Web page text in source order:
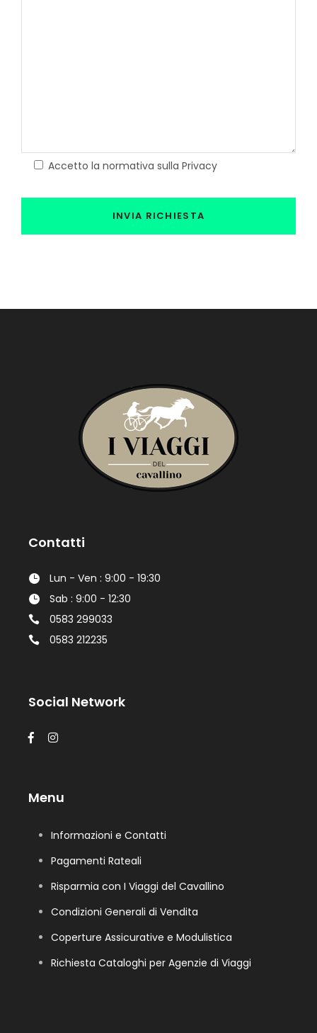
Accetto la normativa sulla Privacy
Contatti
Lun - Ven : 9:00 - 19:30
Sab : 9:00 - 12:30
0583 299033
0583 212235
Social Network
Menu
Informazioni e Contatti
Pagamenti Rateali
Risparmia con I Viaggi del Cavallino
Condizioni Generali di Vendita
Coperture Assicurative e Modulistica
Richiesta Cataloghi per Agenzie di Viaggi